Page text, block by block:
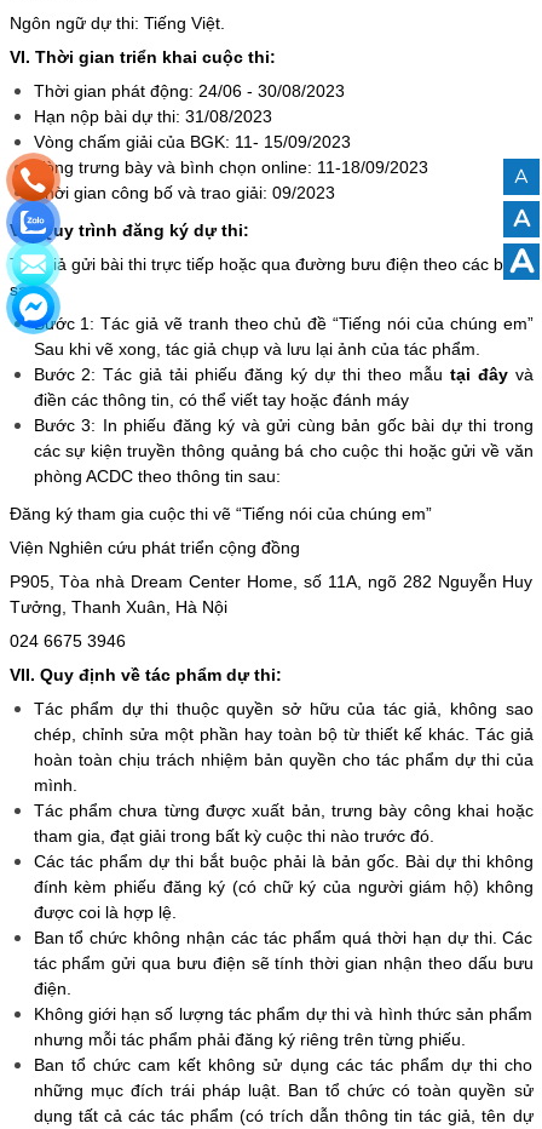
Ngôn ngữ dự thi: Tiếng Việt.
VI. Thời gian triển khai cuộc thi:
Thời gian phát động: 24/06 - 30/08/2023
Hạn nộp bài dự thi: 31/08/2023
Vòng chấm giải của BGK: 11- 15/09/2023
Vòng trưng bày và bình chọn online: 11-18/09/2023
Thời gian công bố và trao giải: 09/2023
VII. Quy trình đăng ký dự thi:
Tác giả gửi bài thi trực tiếp hoặc qua đường bưu điện theo các bước
sau:
Bước 1: Tác giả vẽ tranh theo chủ đề “Tiếng nói của chúng em”
Sau khi vẽ xong, tác giả chụp và lưu lại ảnh của tác phẩm.
Bước 2: Tác giả tải phiếu đăng ký dự thi theo mẫu tại đâyvà
điền các thông tin, có thể viết tay hoặc đánh máy
Bước 3: In phiếu đăng ký và gửi cùng bản gốc bài dự thi trong
các sự kiện truyền thông quảng bá cho cuộc thi hoặc gửi về văn
phòng ACDC theo thông tin sau:
Đăng ký tham gia cuộc thi vẽ “Tiếng nói của chúng em”
Viện Nghiên cứu phát triển cộng đồng
P905, Tòa nhà Dream Center Home, số 11A, ngõ 282 Nguyễn Huy
Tưởng, Thanh Xuân, Hà Nội
024 6675 3946
VII. Quy định về tác phẩm dự thi:
Tác phẩm dự thi thuộc quyền sở hữu của tác giả, không sao
chép, chỉnh sửa một phần hay toàn bộ từ thiết kế khác. Tác giả
hoàn toàn chịu trách nhiệm bản quyền cho tác phẩm dự thi của
mình.
Tác phẩm chưa từng được xuất bản, trưng bày công khai hoặc
tham gia, đạt giải trong bất kỳ cuộc thi nào trước đó.
Các tác phẩm dự thi bắt buộc phải là bản gốc. Bài dự thi không
đính kèm phiếu đăng ký (có chữ ký của người giám hộ) không
được coi là hợp lệ.
Ban tổ chức không nhận các tác phẩm quá thời hạn dự thi. Các
tác phẩm gửi qua bưu điện sẽ tính thời gian nhận theo dấu bưu
điện.
Không giới hạn số lượng tác phẩm dự thi và hình thức sản phẩm
nhưng mỗi tác phẩm phải đăng ký riêng trên từng phiếu.
Ban tổ chức cam kết không sử dụng các tác phẩm dự thi cho
những mục đích trái pháp luật. Ban tổ chức có toàn quyền sử
dụng tất cả các tác phẩm (có trích dẫn thông tin tác giả, tên dự
A
A
A